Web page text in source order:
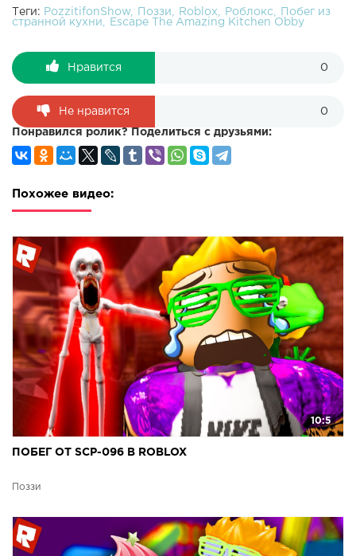
Теги: PozzitifonShow Поззи Roblox Роблокс
Побег из
странной кухни
Escape The Amazing Kitchen Obby
Нравится 0
Не нравится 0
Понравился ролик? Поделиться с друзьями:
Похожее видео:
10:5
ПОБЕГ ОТ SCP-096 В ROBLOX
Поззи